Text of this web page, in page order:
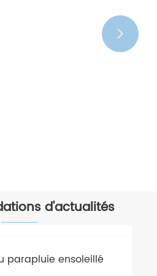

d'actualités
parapluie ensoleillé